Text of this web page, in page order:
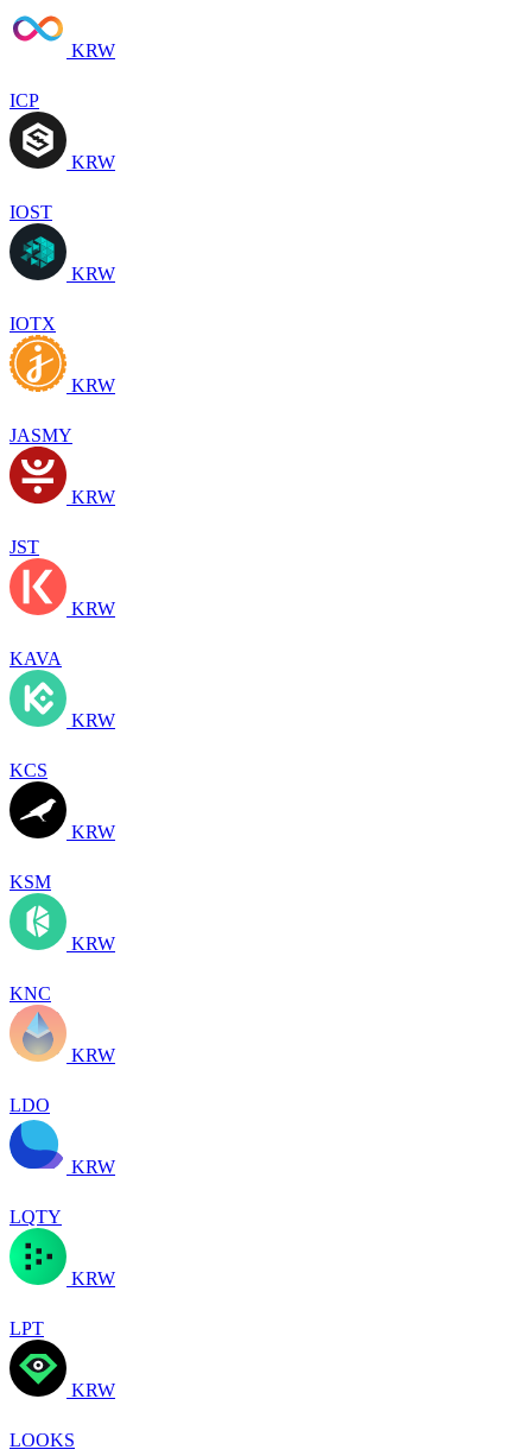
KRW
ICP
KRW
IOST
KRW
IOTX
KRW
JASMY
KRW
JST
KRW
KAVA
KRW
KCS
KRW
KSM
KRW
KNC
KRW
LDO
KRW
LQTY
KRW
LPT
KRW
LOOKS